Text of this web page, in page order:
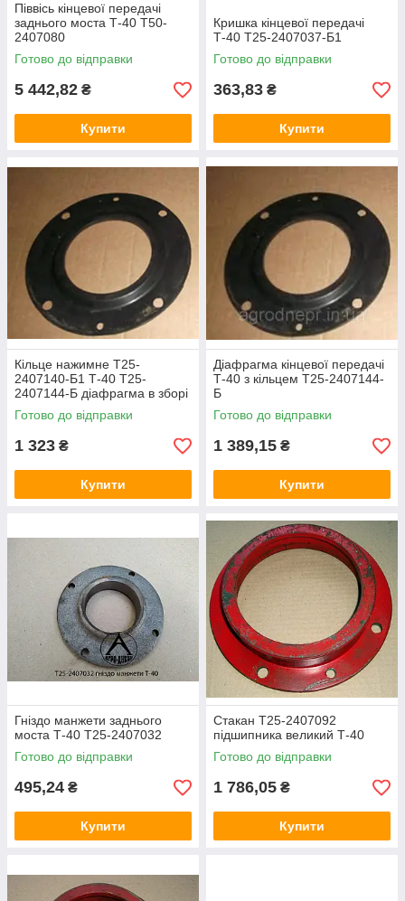
Піввісь кінцевої передачі
заднього моста Т-40 Т50-
2407080
Готово до відправки
5 442,82 ₴
Купити
Кришка кінцевої передачі
Т-40 Т25-2407037-Б1
Готово до відправки
363,83 ₴
Купити
Кільце нажимне Т25-
2407140-Б1 Т-40 Т25-
2407144-Б діафрагма в зборі
Готово до відправки
1 323 ₴
Купити
Діафрагма кінцевої передачі
Т-40 з кільцем Т25-2407144-
Б
Готово до відправки
1 389,15 ₴
Купити
Гніздо манжети заднього
моста Т-40 Т25-2407032
Готово до відправки
495,24 ₴
Купити
Стакан Т25-2407092
підшипника великий Т-40
Готово до відправки
1 786,05 ₴
Купити